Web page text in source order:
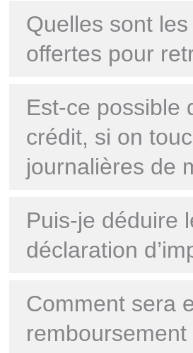
Quelles sont
offertes pour
Est-ce possible
crédit, si on
journalières de
Puis-je déduire
déclaration
Comment sera